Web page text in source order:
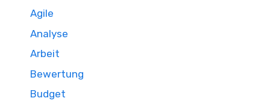
Agile
Analyse
Arbeit
Bewertung
Budget